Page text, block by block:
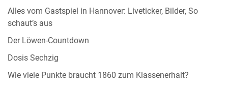
Alles vom Gastspiel in Hannover: Liveticker, Bilder, So
schaut’s aus
Der Löwen-Countdown
Dosis Sechzig
Wie viele Punkte braucht 1860 zum Klassenerhalt?